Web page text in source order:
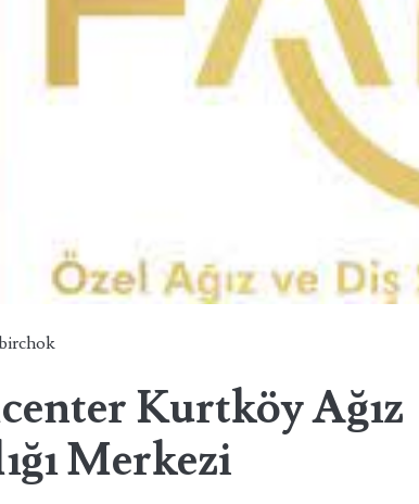
Kurtköy Ağız
Merkezi